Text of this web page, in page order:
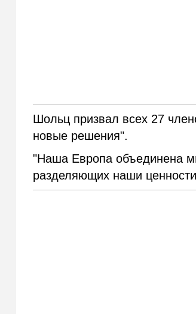
Шольц призвал всех 27
новые решения".
"Наша Европа объединена
разделяющих наши